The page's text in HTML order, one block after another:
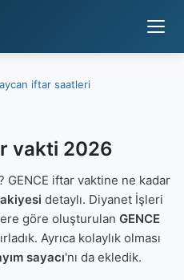
iftar saatleri
vakti 2026
GENCE iftar vaktine ne kadar
detaylı. Diyanet İşleri
göre oluşturulan GENCE
Ayrıca kolaylık olması
sayacı'nı da ekledik.